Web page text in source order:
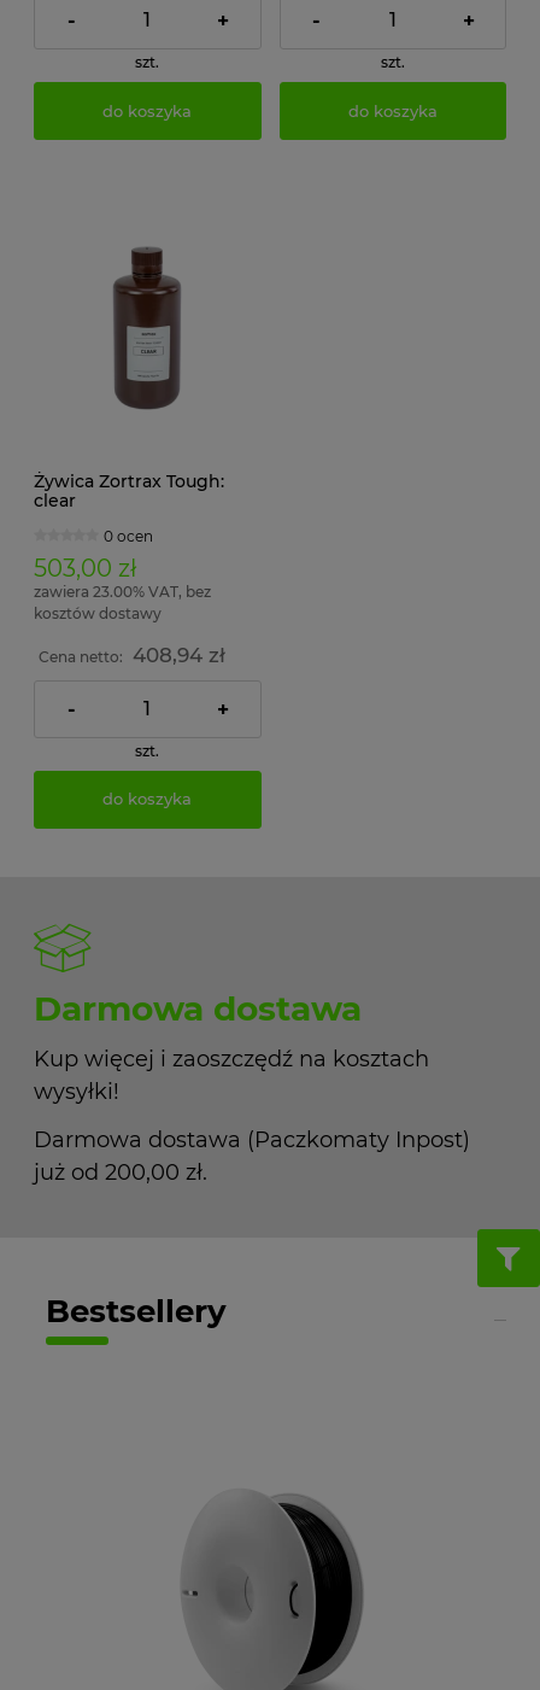
- +
szt.
do koszyka
- +
szt.
do koszyka
Żywica Zortrax Tough:
clear
0 ocen
503,00 zł
zawiera 23.00% VAT, bez
kosztów dostawy
Cena netto: 408,94 zł
- +
szt.
do koszyka
Darmowa dostawa
Kup więcej i zaoszczędź na kosztach
wysyłki!
Darmowa dostawa (Paczkomaty Inpost)
już od 200,00 zł.
Bestsellery